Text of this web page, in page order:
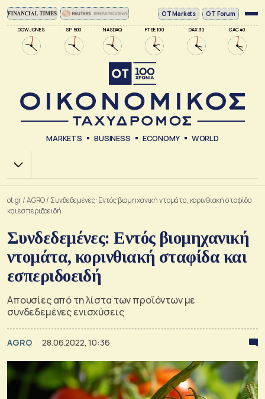
DOW JONES SP 500 NASDAQ FTSE 100 DAX 30 CAC 40
ΟΤ Markets OT Forum
MARKETS BUSINESS ECONOMY WORLD
Χ.Α.
ot.gr/AGRO/ Συνδεδεμένες: Εντός βιομηχανική ντομάτα, κορινθιακή σταφίδα
και εσπεριδοειδή
Συνδεδεμένες: Εντός βιομηχανική
ντομάτα, κορινθιακή σταφίδα και
εσπεριδοειδή
Απουσίες από τη λίστα των προϊόντων με
συνδεδεμένες ενισχύσεις
AGRO 28.06.2022, 10:36